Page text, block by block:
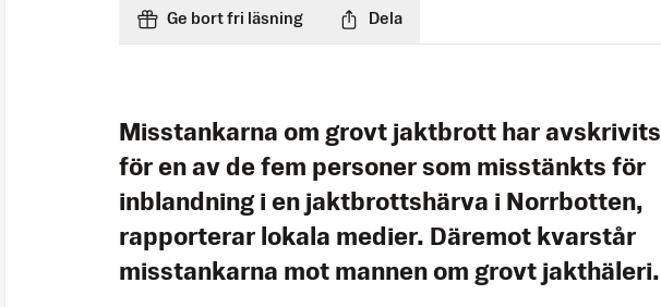
Ge bort fri läsning Dela
Misstankarna om grovt jaktbrott har avskrivits
för en av de fem personer som misstänkts för
inblandning i en jaktbrottshärva i Norrbotten,
rapporterar lokala medier. Däremot kvarstår
misstankarna mot mannen om grovt jakthäleri.